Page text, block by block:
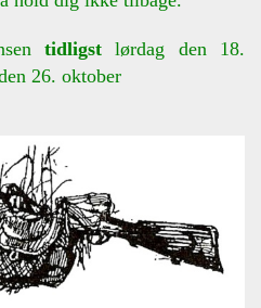
tidligstlørdag den 18.
26. oktober